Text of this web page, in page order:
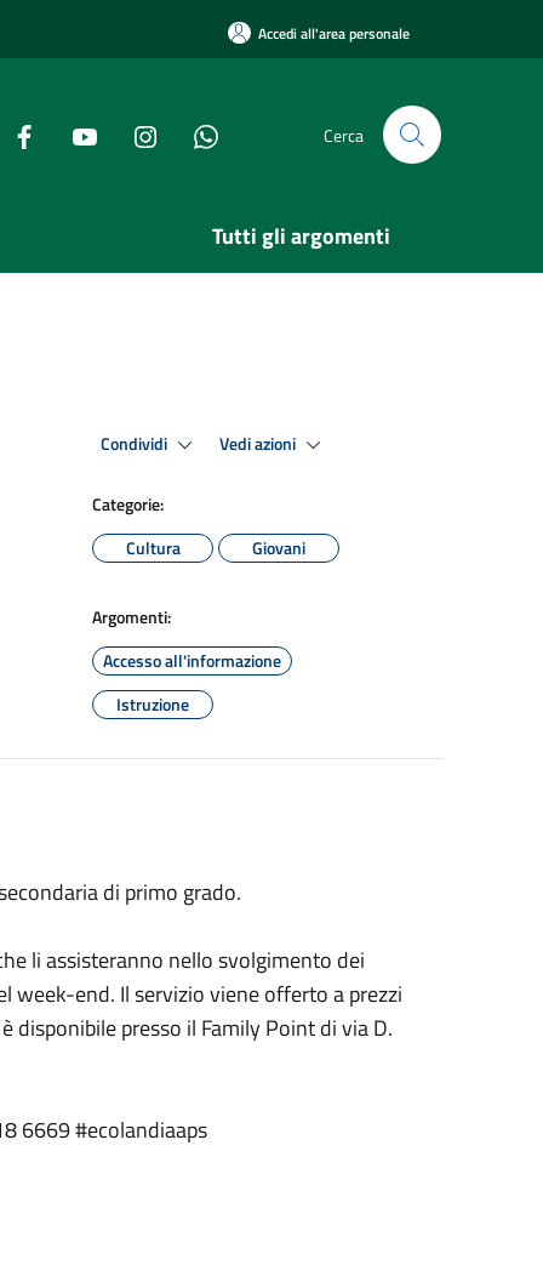
Accedi all'area personale
Cerca
Tutti gli argomenti
Condividi Vedi azioni
Categorie:
Cultura
Giovani
Argomenti:
Accesso all'informazione
Istruzione
di primo grado.
li assisteranno nello svolgimento dei
week-end. Il servizio viene offerto a prezzi
disponibile presso il Family Point di via D.
6669 #ecolandiaaps